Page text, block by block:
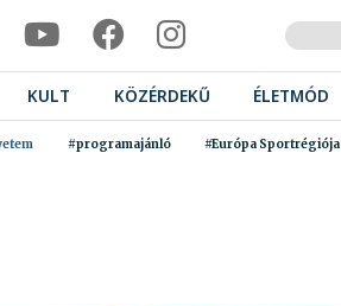
KULT KÖZÉRDEKŰ ÉLETMÓD
#programajánló #Európa Sportrégiója